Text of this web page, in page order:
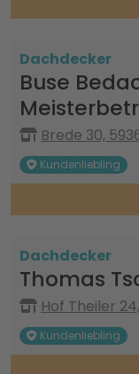
Dachdecker
Buse
Brede 30,
Kundenliebling
Dachdecker
Thomas
Hof Theiler
Kundenliebling